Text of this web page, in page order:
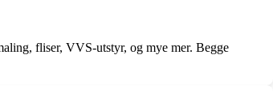
fliser, VVS-utstyr, og mye mer. Begge